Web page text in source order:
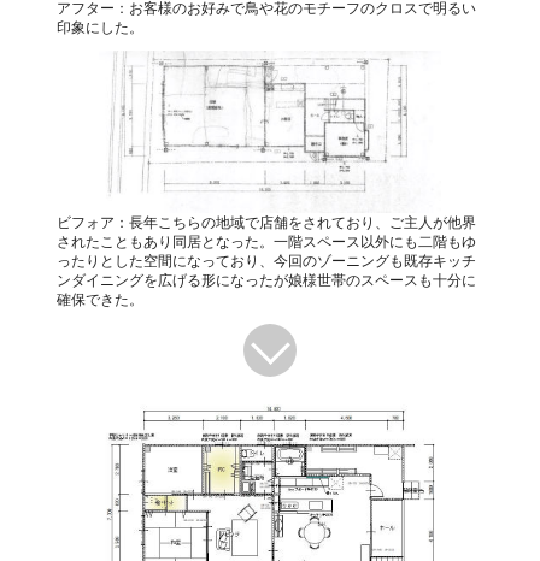
アフター：お客様のお好みで鳥や花のモチーフのクロスで明るい
印象にした。
ビフォア：長年こちらの地域で店舗をされており、ご主人が他界
されたこともあり同居となった。一階スペース以外にも二階もゆ
ったりとした空間になっており、今回のゾーニングも既存キッチ
ンダイニングを広げる形になったが娘様世帯のスペースも十分に
確保できた。